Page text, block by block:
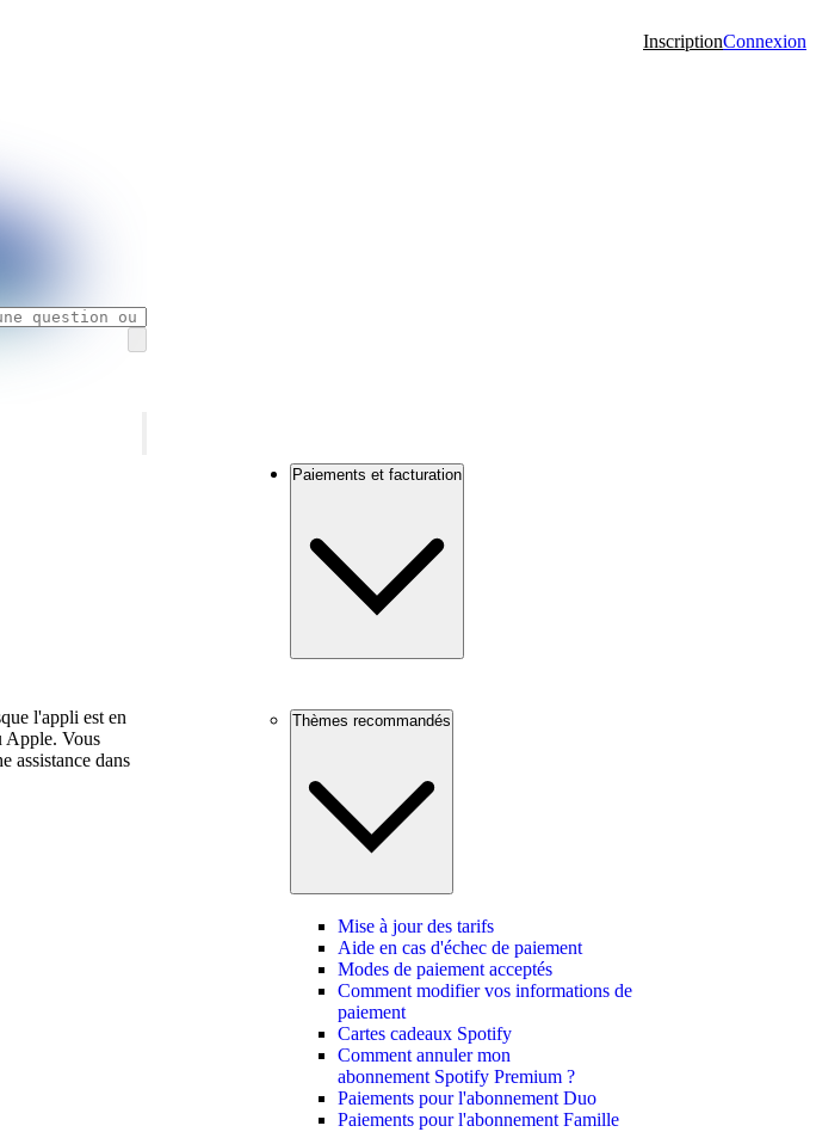
InscriptionConnexion
l'appli est en
Apple. Vous
assistance dans
Paiements et facturation
Thèmes recommandés
Mise à jour des tarifs
Aide en cas d'échec de paiement
Modes de paiement acceptés
Comment modifier vos informations de
paiement
Cartes cadeaux Spotify
Comment annuler mon
abonnement Spotify Premium ?
Paiements pour l'abonnement Duo
Paiements pour l'abonnement Famille